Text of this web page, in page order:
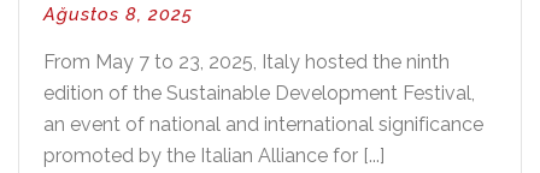
Ağustos 8, 2025
From May 7 to 23, 2025, Italy hosted the ninth
edition of the Sustainable Development Festival,
an event of national and international significance
promoted by the Italian Alliance for [...]